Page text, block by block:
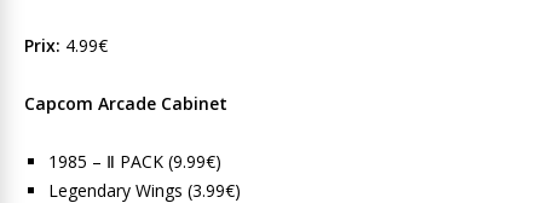
Prix: 4.99€
Capcom Arcade Cabinet
1985 – Ⅱ PACK (9.99€)
Legendary Wings (3.99€)